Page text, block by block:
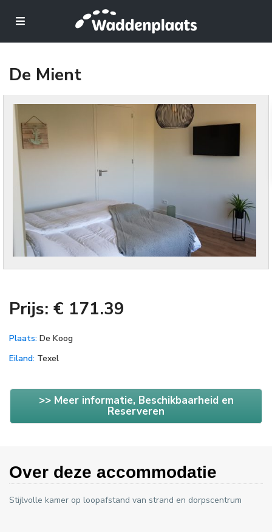
De Mient
Prijs: € 171.39
Plaats: De Koog
Eiland: Texel
>> Meer informatie, Beschikbaarheid en
Reserveren
Over deze accommodatie
Stijlvolle kamer op loopafstand van strand en dorpscentrum